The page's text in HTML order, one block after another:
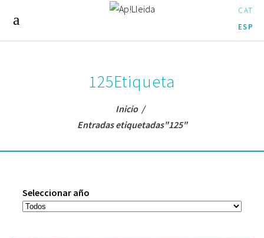
CAT
ESP
125Etiqueta
Inicio/
Entradas etiquetadas"125"
Seleccionar año